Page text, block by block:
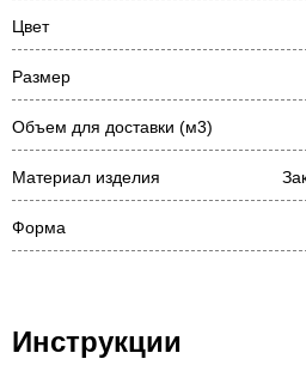
Цвет
Размер
Объем для доставки (м3)
Материал изделия
Форма
Инструкции